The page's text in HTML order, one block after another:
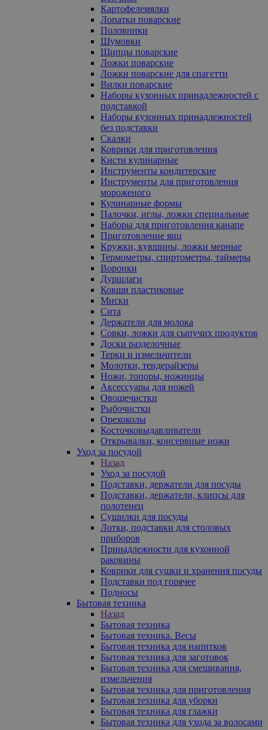
Картофелемялки
Лопатки поварские
Половники
Шумовки
Щипцы поварские
Ложки поварские
Ложки поварские для спагетти
Вилки поварские
Наборы кухонных принадлежностей с
подставкой
Наборы кухонных принадлежностей
без подставки
Скалки
Коврики для приготовления
Кисти кулинарные
Инструменты кондитерские
Инструменты для приготовления
мороженого
Кулинарные формы
Палочки, иглы, ложки специальные
Наборы для приготовления канапе
Приготовление яиц
Кружки, кувшины, ложки мерные
Термометры, спиртометры, таймеры
Воронки
Дуршлаги
Ковши пластиковые
Миски
Сита
Держатели для молока
Совки, ложки для сыпучих продуктов
Доски разделочные
Терки и измельчители
Молотки, тендерайзеры
Ножи, топоры, ножницы
Аксессуары для ножей
Овощечистки
Рыбочистки
Орехоколы
Косточковыдавливатели
Открывалки, консервные ножи
Уход за посудой
Назад
Уход за посудой
Подставки, держатели для посуды
Подставки, держатели, клипсы для
полотенец
Сушилки для посуды
Лотки, подставки для столовых
приборов
Принадлежности для кухонной
раковины
Коврики для сушки и хранения посуды
Подставки под горячее
Подносы
Бытовая техника
Назад
Бытовая техника
Бытовая техника. Весы
Бытовая техника для напитков
Бытовая техника для заготовок
Бытовая техника для смешивания,
измельчения
Бытовая техника для приготовления
Бытовая техника для уборки
Бытовая техника для глажки
Бытовая техника для ухода за волосами